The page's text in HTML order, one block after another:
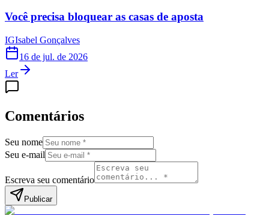
Você precisa bloquear as casas de aposta
IGIsabel Gonçalves
16 de jul. de 2026
Ler
Comentários
Seu nome
Seu e-mail
Escreva seu comentário
Publicar